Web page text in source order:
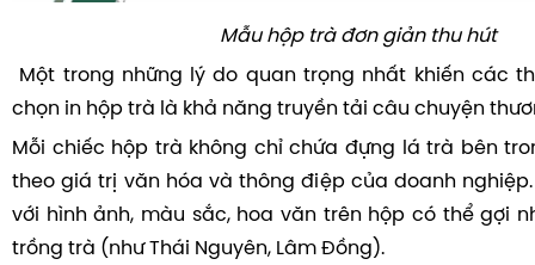
Mẫu hộp trà đơn giản thu hút
Một trong những lý do quan trọng nhất khiến các
chọn in hộp trà là khả năng truyền tải câu chuyện
Mỗi chiếc hộp trà không chỉ chứa đựng lá trà bên
theo giá trị văn hóa và thông điệp của doanh
với hình ảnh, màu sắc, hoa văn trên hộp có thể gợi
trồng trà (như Thái Nguyên, Lâm Đồng).